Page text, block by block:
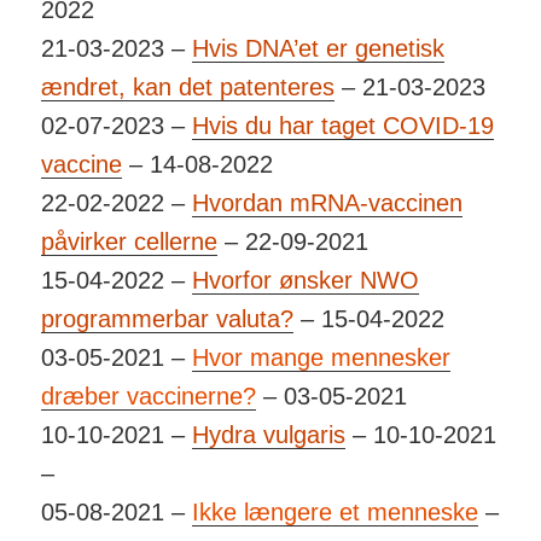
2022
21-03-2023 – Hvis DNA’et er genetisk
ændret, kan det patenteres – 21-03-2023
02-07-2023 – Hvis du har taget COVID-19
vaccine – 14-08-2022
22-02-2022 – Hvordan mRNA-vaccinen
påvirker cellerne – 22-09-2021
15-04-2022 – Hvorfor ønsker NWO
programmerbar valuta? – 15-04-2022
03-05-2021 – Hvor mange mennesker
dræber vaccinerne? – 03-05-2021
10-10-2021 – Hydra vulgaris – 10-10-2021
–
05-08-2021 – Ikke længere et menneske –